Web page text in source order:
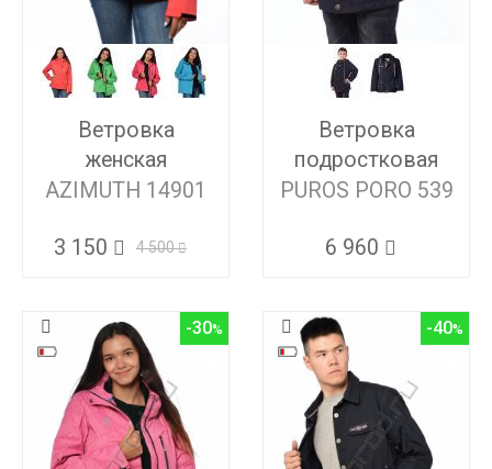
Ветровка
женская
AZIMUTH 14901
3 150 4 500
Ветровка
подростковая
PUROS PORO 539
6 960
-30 -40